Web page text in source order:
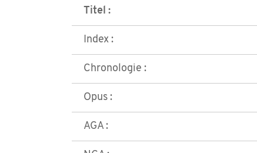
Titel :
Index :
Chronologie :
Opus :
AGA :